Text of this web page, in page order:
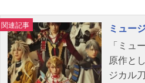
関連記事
ミュー
「ミュ
原作と
ジカル